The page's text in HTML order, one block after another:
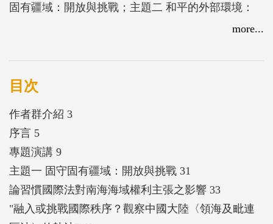
固有疆域：開放與挑戰；主題二 和平的外部環境：
各國在南海的立場與態度；主題三 國際合作：非關
more...
目次
作者群介紹 3
序言 5
專題演講 9
主題一 固守固有疆域：開放與挑戰 31
論習慣國際法對南海海域權利主張之影響 33
"融入或挑戰國際秩序？觀察中國大陸〈領海及毗連